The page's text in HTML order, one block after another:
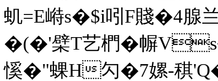
虮=E崻s�$i吲F賤�4腺
�(�'檗T艺椚�幈
慀�"蜾H勽�7嫘-稘